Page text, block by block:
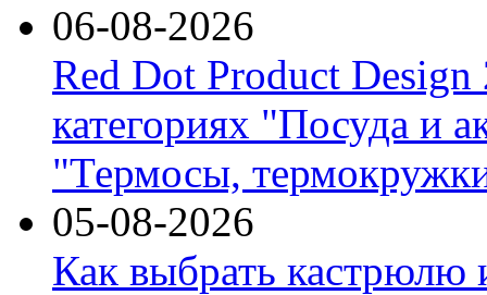
06-08-2026
Red Dot Product Design
категориях "Посуда и
"Термосы,
05-08-2026
Как выбрать кастрюлю